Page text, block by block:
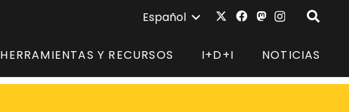
Español
HERRAMIENTAS Y RECURSOS I+D+I NOTICIAS